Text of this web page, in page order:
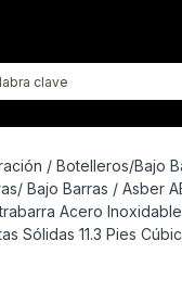
/ Botelleros/Bajo
Bajo Barras / Asber
Acero Inoxidable
Sólidas 11.3 Pies